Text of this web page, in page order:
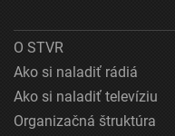
O STVR
Ako si naladiť rádiá
Ako si naladiť televíziu
Organizačná štruktúra